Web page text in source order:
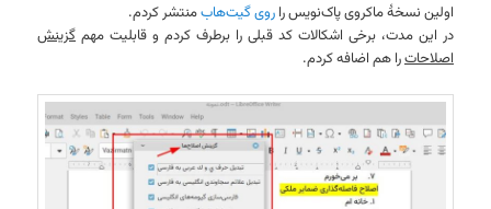
اولین نسخهٔ ماکروی پاک‌نویس راروی گیت‌هابمنتشر کردم.
در این مدت، برخی اشکالات کد قبلی را برطرف کردم و قابلیت مهم گزینش
اصلاحاترا هم اضافه کردم.